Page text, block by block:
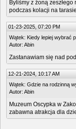
Byliśmy z żoną
podczas kolacji na
01-23-2025, 07:20 PM
Wątek: Kiedy lepiej wybrać
Autor: Abin
Zastanawiam się nad
12-21-2024, 10:17 AM
Wątek: Gdzie na rodzinną
Autor: Abin
Muzeum Oscypka w
zabawna atrakcja dla